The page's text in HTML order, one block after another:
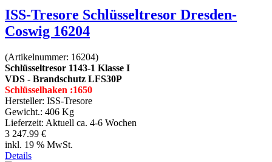
ISS-Tresore Schlüsseltresor Dresden-
Coswig 16204
(Artikelnummer: 16204)
Schlüsseltresor 1143-1 Klasse I
VDS - Brandschutz LFS30P
Schlüsselhaken :1650
Hersteller: ISS-Tresore
Gewicht.: 406 Kg
Lieferzeit: Aktuell ca. 4-6 Wochen
3 247.99 €
inkl. 19 % MwSt.
Details